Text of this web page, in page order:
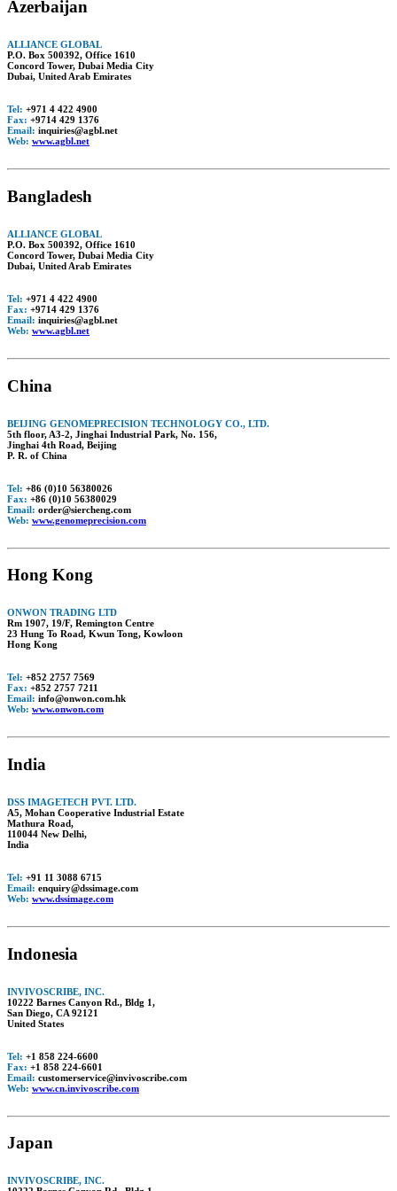
Azerbaijan
ALLIANCE GLOBAL
P.O. Box 500392, Office 1610
Concord Tower, Dubai Media City
Dubai, United Arab Emirates
Tel: +971 4 422 4900
Fax: +9714 429 1376
Email: inquiries@agbl.net
Web: www.agbl.net
Bangladesh
ALLIANCE GLOBAL
P.O. Box 500392, Office 1610
Concord Tower, Dubai Media City
Dubai, United Arab Emirates
Tel: +971 4 422 4900
Fax: +9714 429 1376
Email: inquiries@agbl.net
Web: www.agbl.net
China
BEIJING GENOMEPRECISION TECHNOLOGY CO., LTD.
5th floor, A3-2, Jinghai Industrial Park, No. 156,
Jinghai 4th Road, Beijing
P. R. of China
Tel: +86 (0)10 56380026
Fax: +86 (0)10 56380029
Email: order@siercheng.com
Web: www.genomeprecision.com
Hong Kong
ONWON TRADING LTD
Rm 1907, 19/F, Remington Centre
23 Hung To Road, Kwun Tong, Kowloon
Hong Kong
Tel: +852 2757 7569
Fax: +852 2757 7211
Email: info@onwon.com.hk
Web: www.onwon.com
India
DSS IMAGETECH PVT. LTD.
A5, Mohan Cooperative Industrial Estate
Mathura Road,
110044 New Delhi,
India
Tel: +91 11 3088 6715
Email: enquiry@dssimage.com
Web: www.dssimage.com
Indonesia
INVIVOSCRIBE, INC.
10222 Barnes Canyon Rd., Bldg 1,
San Diego, CA 92121
United States
Tel: +1 858 224-6600
Fax: +1 858 224-6601
Email: customerservice@invivoscribe.com
Web: www.cn.invivoscribe.com
Japan
INVIVOSCRIBE, INC.